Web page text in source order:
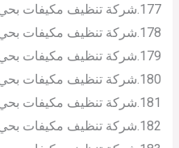
177.شركة تنظيف مكيفات بحي الإسكان الجديد بالرياض
178.شركة تنظيف مكيفات بحي طويق الجديد بالرياض
179.شركة تنظيف مكيفات بحي الرمال الشرقي بالرياض
180.شركة تنظيف مكيفات بحي غرناطة الشرقية بالرياض
181.شركة تنظيف مكيفات بحي القادسية الشرقية بالرياض
182.شركة تنظيف مكيفات بحي اليرموك الشرقي بالرياض